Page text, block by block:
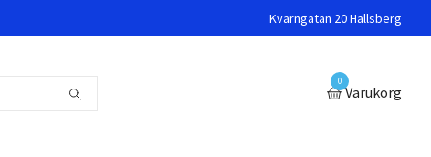
Kvarngatan 20 Hallsberg
0
Varukorg